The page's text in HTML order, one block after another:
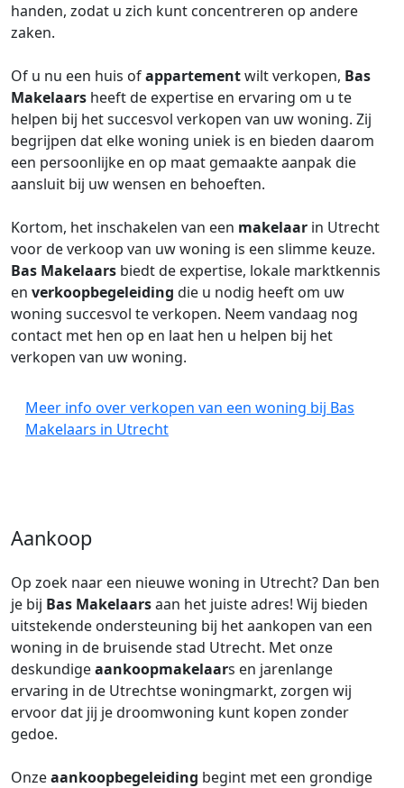
handen, zodat u zich kunt concentreren op andere
zaken.
Of u nu een huis ofappartementwilt verkopen, Bas
Makelaars heeft de expertise en ervaring om u te
helpen bij het succesvol verkopen van uw woning. Zij
begrijpen dat elke woning uniek is en bieden daarom
een persoonlijke en op maat gemaakte aanpak die
aansluit bij uw wensen en behoeften.
Kortom, het inschakelen van een makelaar in Utrecht
voor de verkoop van uw woning is een slimme keuze.
Bas Makelaars biedt de expertise, lokale marktkennis
en verkoopbegeleiding die u nodig heeft om uw
woning succesvol te verkopen. Neem vandaag nog
contact met hen op en laat hen u helpen bij het
verkopen van uw woning.
Meer info over verkopen van een woning bij Bas
Makelaars in Utrecht
Aankoop
Op zoek naar een nieuwe woning in Utrecht? Dan ben
je bij Bas Makelaarsaan het juiste adres! Wij bieden
uitstekende ondersteuning bij het aankopen van een
woning in de bruisende stad Utrecht. Met onze
deskundigeaankoopmakelaars en jarenlange
ervaring in de Utrechtse woningmarkt, zorgen wij
ervoor dat jij je droomwoning kunt kopen zonder
gedoe.
Onzeaankoopbegeleiding begint met een grondige